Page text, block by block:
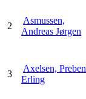
2
Asmussen,
Andreas Jørgen
3
Axelsen, Preben
Erling